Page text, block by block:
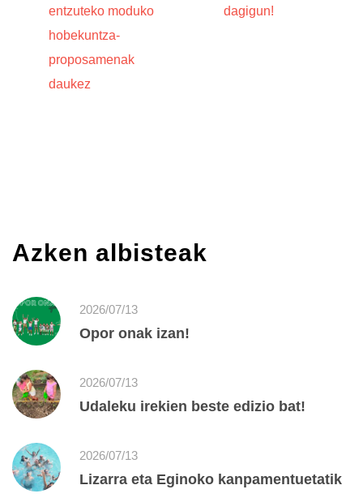
entzuteko moduko
hobekuntza-
proposamenak
daukez
dagigun!
Azken albisteak
2026/07/13
Opor onak izan!
2026/07/13
Udaleku irekien beste edizio bat!
2026/07/13
Lizarra eta Eginoko kanpamentuetatik